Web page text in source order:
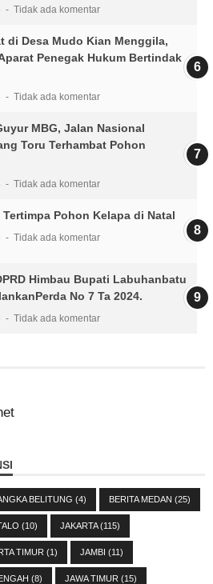
Tidak ada komentar
di Desa Mudo Kian Menggila,
Penegak Hukum Bertindak
Tidak ada komentar
MBG, Jalan Nasional
Toru Terhambat Pohon
Tidak ada komentar
Tertimpa Pohon Kelapa di Natal
Tidak ada komentar
Himbau Bupati Labuhanbatu
No 7 Ta 2024.
Tidak ada komentar
BELITUNG (4) BERITA MEDAN (25)
(10) JAKARTA(115)
TIMUR (1) JAMBI (11)
(8) JAWA TIMUR (15)